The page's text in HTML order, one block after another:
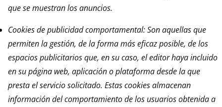
que se muestran los anuncios.
Cookies de publicidad comportamental: Son aquellas que
permiten la gestión, de la forma más eficaz posible, de los
espacios publicitarios que, en su caso, el editor haya incluido
en su página web, aplicación o plataforma desde la que
presta el servicio solicitado. Estas cookies almacenan
información del comportamiento de los usuarios obtenida a